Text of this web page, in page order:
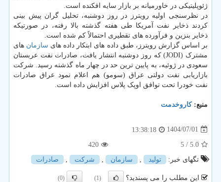
ژئوپلیتیکی در خاورمیانه بر بازار سایه افکنده است.
در نظرسنجی اولیه رویترز در روز دوشنبه، تحلیل گران پیش بینی
کردند ذخایر نفت آمریکا طی هفته گذشته بالا رفته، در صورتیکه
ذخایر بنزین و فرآورده های تقطیری احتمالاً کم شده است.
بر اساس گزارش رویترز، طبق داده های ابتکار داده های سازمان های
مشترک (JODI) که روز دوشنبه انتشار یافت، صادرات نفت عربستان
سعودی در ژوئیه، به پایین ترین حد در چهار ماه گذشته رسید. شرکت
بازاریابی نفت دولتی عراق (سومو) هم اعلام نمود عراق صادرات
نفت خودرا تحت توافق اوپک پلاس افزایش داده است.
منبع:كاروخدمت
1404/07/01
13:38:18
5.0
/ 5
420
تگهای خبر:
تولید سازمان شركت صادرات
این مطلب را می پسندید؟ (1)
(0)